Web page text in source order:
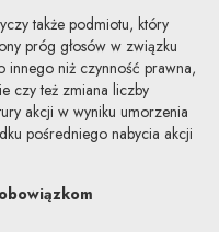
także podmiotu, który
próg głosów w związku
niż czynność prawna,
czy też zmiana liczby
akcji w wyniku umorzenia
pośredniego nabycia akcji